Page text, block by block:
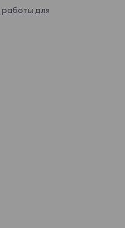
работы для